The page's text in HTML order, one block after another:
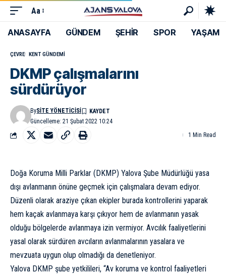
Aa
ANASAYFA GÜNDEM ŞEHİR SPOR YAŞAM
ÇEVRE KENT GÜNDEMI
DKMP çalışmalarını
sürdürüyor
Güncelleme: 21 Şubat 2022 10:24
BySITE YÖNETICISI
1 Min Read
Doğa Koruma Milli Parklar (DKMP) Yalova Şube Müdürlüğü yasa
dışı avlanmanın önüne geçmek için çalışmalara devam ediyor.
Düzenli olarak araziye çıkan ekipler burada kontrollerini yaparak
hem kaçak avlanmaya karşı çıkıyor hem de avlanmanın yasak
olduğu bölgelerde avlanmaya izin vermiyor. Avcılık faaliyetlerini
yasal olarak sürdüren avcıların avlanmalarının yasalara ve
mevzuata uygun olup olmadığı da denetleniyor.
Yalova DKMP şube yetkilileri, “Av koruma ve kontrol faaliyetleri